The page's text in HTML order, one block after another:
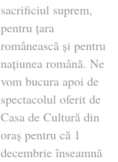
sacrificiul suprem,
pentru țara
românească și pentru
națiunea română. Ne
vom bucura apoi de
spectacolul oferit de
Casa de Cultură din
oraș pentru că 1
decembrie înseamnă